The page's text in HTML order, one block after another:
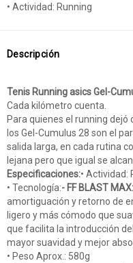
• Actividad: Running
Descripción
Tenis Running asics Gel-
Cada kilómetro cuenta.
Para quienes el running dejó
los Gel-Cumulus 28 son el
salida larga, en cada rutina
lejana pero que igual se
Especificaciones:• Actividad:
• Tecnología:- FF BLAST MAX:
amortiguación y retorno de
ligero y más cómodo que
que facilita la introducción
mayor suavidad y mejor
• Peso Aprox.: 580g